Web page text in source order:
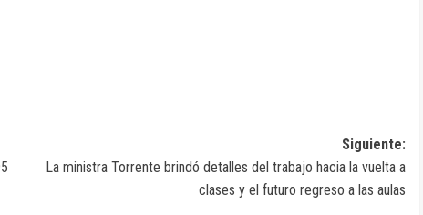
Siguiente:
La ministra Torrente brindó detalles del trabajo hacia la vuelta a
clases y el futuro regreso a las aulas